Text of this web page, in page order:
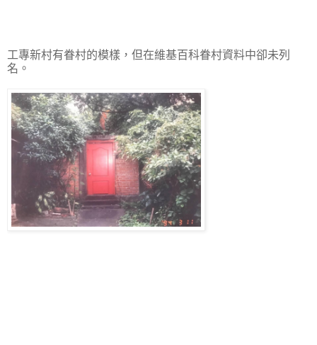
工專新村有眷村的模樣，但在維基百科眷村資料中卻未列
名。